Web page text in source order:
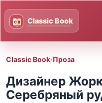
Classic Book/Проза
Дизайнер
Серебряный